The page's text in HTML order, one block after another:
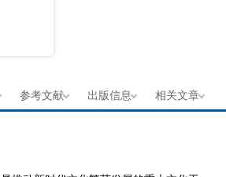
参考文献 出版信息 相关文章